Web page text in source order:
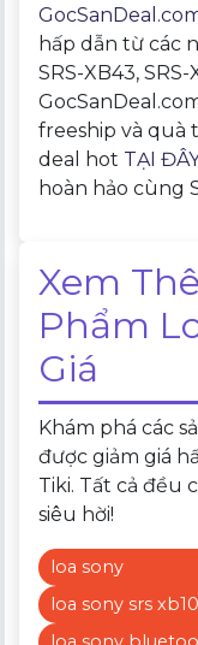
hấp dẫn từ các
SRS-XB43,
freeship và quà
deal hot TẠI
hoàn hảo cùng
Xem
Phẩm
Giá
Khám phá các
được giảm giá
Tiki. Tất cả đều
siêu hời!
loa sony
loa sony srs